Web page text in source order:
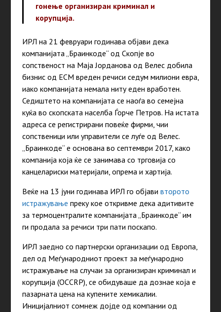
гонење организиран криминал и
корупција.
ИРЛ на 21 февруари годинава објави дека
компанијата „Браинкоде“ од Скопје во
сопственост на Маја Јорданова од Велес добила
бизнис од ЕСМ вреден речиси седум милиони евра,
иако компанијата немала ниту еден вработен.
Седиштето на компанијата се наоѓа во семејна
куќа во скопската населба Ѓорче Петров. На истата
адреса се регистрирани повеќе фирми, чии
сопственици или управители се луѓе од Велес.
„Браинкоде“ е основана во септември 2017, како
компанија која ќе се занимава со трговија со
канцелариски материјали, опрема и хартија.
Веќе на 13 јуни годинава ИРЛ го објави второто
истражување преку кое откривме дека адитивите
за термоцентралите компанијата „Браинкоде“ им
ги продала за речиси три пати поскапо.
ИРЛ заедно со партнерски организации од Европа,
дел од Меѓународниот проект за меѓународно
истражување на случаи за организиран криминал и
корупција (OCCRP), се обидуваше да дознае која е
пазарната цена на купените хемикалии.
Иницијалниот сомнеж дојде од компании од